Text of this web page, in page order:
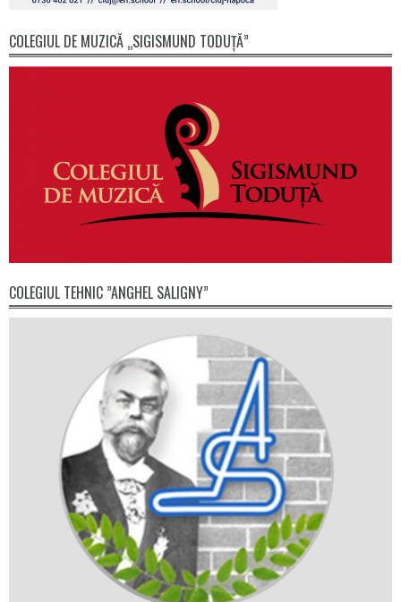
COLEGIUL DE MUZICĂ „SIGISMUND TODUȚĂ”
COLEGIUL TEHNIC ”ANGHEL SALIGNY”